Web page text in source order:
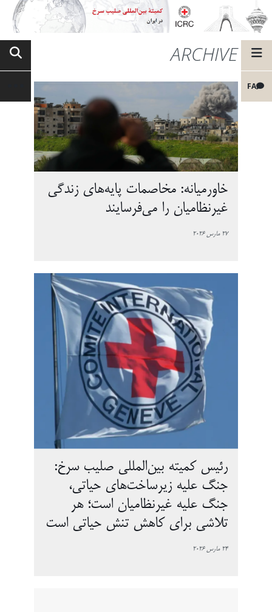
FA
ARCHIVE
خاورمیانه: مخاصمات پایه‌های زندگی
غیرنظامیان را می‌فرسایند
27 مارس 2026
رئیس کمیته بین‌المللی صلیب سرخ:
جنگ علیه زیرساخت‌های حیاتی،
جنگ علیه غیرنظامیان است؛ هر
تلاشی برای کاهش تنش حیاتی است
24 مارس 2026